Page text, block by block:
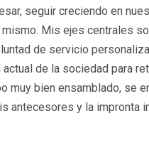
seguir creciendo en
Mis ejes centrales
de servicio
de la sociedad para
muy bien ensamblado, se
antecesores y la impronta